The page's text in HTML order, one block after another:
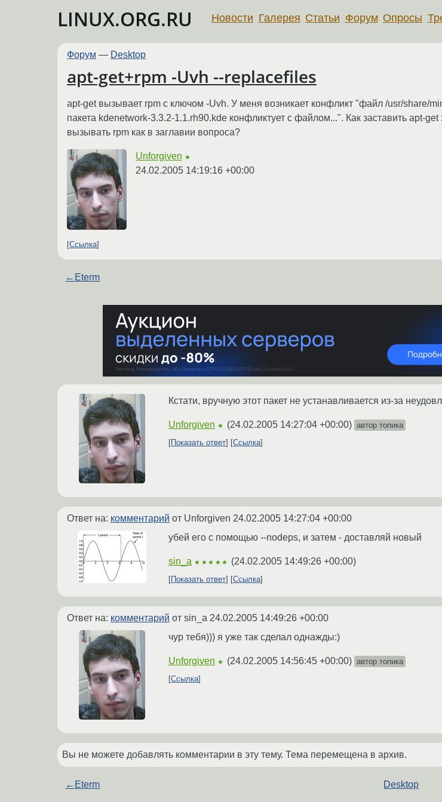
LINUX.ORG.RU Новости Галерея Статьи Форум Опросы
Форум — Desktop
apt-get+rpm -Uvh --replacefiles
apt-get вызывает rpm с ключом -Uvh. У меня возникает конфликт "файл /usr/share/
пакета kdenetwork-3.3.2-1.1.rh90.kde конфликтует с файлом...". Как заставить apt-
вызывать rpm как в заглавии вопроса?
Unforgiven ★
24.02.2005 14:19:16 +00:00
Ссылка
← Eterm
Кстати, вручную этот пакет не устанавливается из-за
Unforgiven ★ (24.02.2005 14:27:04 +00:00) автор топика
Показать ответ
Ссылка
Ответ на: комментарий от Unforgiven 24.02.2005 14:27:04 +00:00
убей его с помощью --nodeps, и затем - доставляй новый
sin_a ★★★★★ (24.02.2005 14:49:26 +00:00)
Показать ответ Ссылка
Ответ на: комментарий от sin_a 24.02.2005 14:49:26 +00:00
чур тебя))) я уже так сделал однажды:)
Unforgiven ★ (24.02.2005 14:56:45 +00:00) автор топика
Ссылка
Вы не можете добавлять комментарии в эту тему. Тема перемещена в архив.
← Eterm Desktop